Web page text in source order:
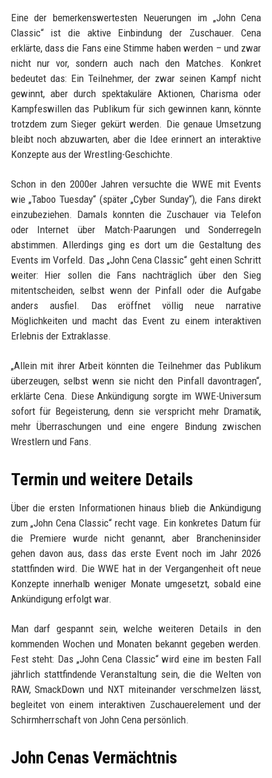
Eine der bemerkenswertesten Neuerungen im „John Cena
Classic“ ist die aktive Einbindung der Zuschauer. Cena
erklärte, dass die Fans eine Stimme haben werden – und zwar
nicht nur vor, sondern auch nach den Matches. Konkret
bedeutet das: Ein Teilnehmer, der zwar seinen Kampf nicht
gewinnt, aber durch spektakuläre Aktionen, Charisma oder
Kampfeswillen das Publikum für sich gewinnen kann, könnte
trotzdem zum Sieger gekürt werden. Die genaue Umsetzung
bleibt noch abzuwarten, aber die Idee erinnert an interaktive
Konzepte aus der Wrestling-Geschichte.
Schon in den 2000er Jahren versuchte die WWE mit Events
wie „Taboo Tuesday“ (später „Cyber Sunday“), die Fans direkt
einzubeziehen. Damals konnten die Zuschauer via Telefon
oder Internet über Match-Paarungen und Sonderregeln
abstimmen. Allerdings ging es dort um die Gestaltung des
Events im Vorfeld. Das „John Cena Classic“ geht einen Schritt
weiter: Hier sollen die Fans nachträglich über den Sieg
mitentscheiden, selbst wenn der Pinfall oder die Aufgabe
anders ausfiel. Das eröffnet völlig neue narrative
Möglichkeiten und macht das Event zu einem interaktiven
Erlebnis der Extraklasse.
„Allein mit ihrer Arbeit könnten die Teilnehmer das Publikum
überzeugen, selbst wenn sie nicht den Pinfall davontragen“,
erklärte Cena. Diese Ankündigung sorgte im WWE-Universum
sofort für Begeisterung, denn sie verspricht mehr Dramatik,
mehr Überraschungen und eine engere Bindung zwischen
Wrestlern und Fans.
Termin und weitere Details
Über die ersten Informationen hinaus blieb die Ankündigung
zum „John Cena Classic“ recht vage. Ein konkretes Datum für
die Premiere wurde nicht genannt, aber Brancheninsider
gehen davon aus, dass das erste Event noch im Jahr 2026
stattfinden wird. Die WWE hat in der Vergangenheit oft neue
Konzepte innerhalb weniger Monate umgesetzt, sobald eine
Ankündigung erfolgt war.
Man darf gespannt sein, welche weiteren Details in den
kommenden Wochen und Monaten bekannt gegeben werden.
Fest steht: Das „John Cena Classic“ wird eine im besten Fall
jährlich stattfindende Veranstaltung sein, die die Welten von
RAW, SmackDown und NXT miteinander verschmelzen lässt,
begleitet von einem interaktiven Zuschauerelement und der
Schirmherrschaft von John Cena persönlich.
John Cenas Vermächtnis